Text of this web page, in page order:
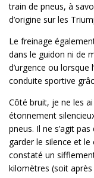
train de pneus, à
d’origine sur les
Le freinage
dans le guidon ni de
d’urgence ou
conduite sportive
Côté bruit, je ne les
étonnement
pneus. Il ne s’agit
garder le silence et le
constaté un
kilomètres (soit